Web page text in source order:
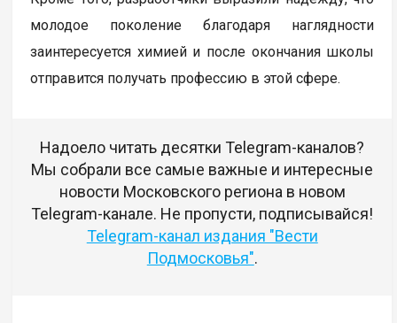
молодое поколение благодаря наглядности
заинтересуется химией и после окончания школы
отправится получать профессию в этой сфере.
Надоело читать десятки Telegram-каналов?
Мы собрали все самые важные и интересные
новости Московского региона в новом
Telegram-канале. Не пропусти, подписывайся!
Telegram-канал издания "Вести
Подмосковья".